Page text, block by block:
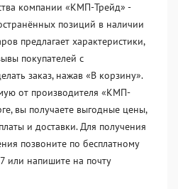
компании «KМП-Трейд» -
позиций в наличии
предлагает характеристики,
покупателей с
заказ, нажав «В корзину».
от производителя «KМП-
вы получаете выгодные цены,
и доставки. Для получения
позвоните по бесплатному
или напишите на почту